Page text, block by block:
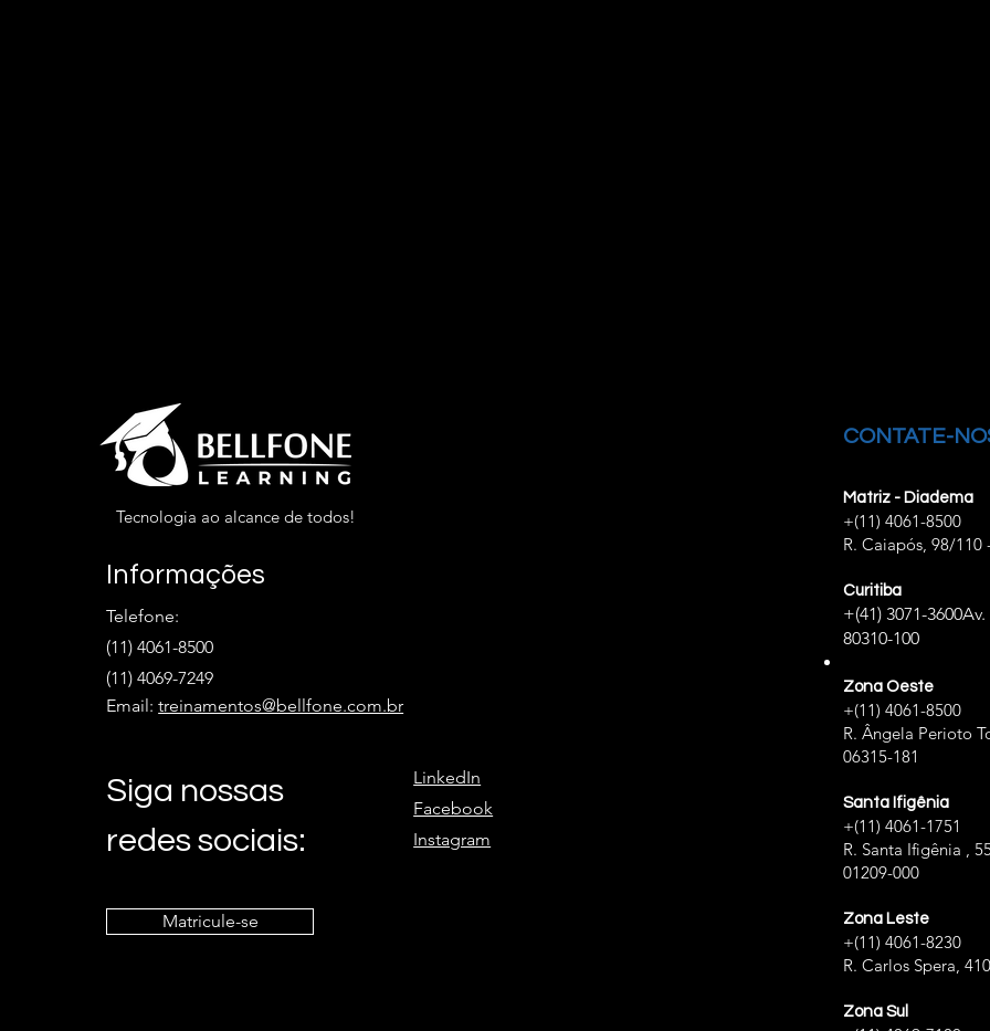
Tecnologia ao alcance de todos!
Informações
Telefone:
(11) 4061-8500
(11) 4069-7249
Email:treinamentos@bellfone.com.br
Siga nossas
redes sociais:
LinkedIn
Facebook
Instagram
Matricule-se
CONTATE-
Matriz - Diadema
+(11) 4061-8500
R. Caiapós, 98/110
Curitiba
+(41) 3071-3600
80310-100
Zona Oeste
+(11) 4061-8500
R. Ângela Perioto
06315-181
Santa Ifigênia
+(11) 4061-1751
R. Santa Ifigênia ,
01209-000
Zona Leste
+(11) 4061-8230
R. Carlos Spera,
Zona Sul